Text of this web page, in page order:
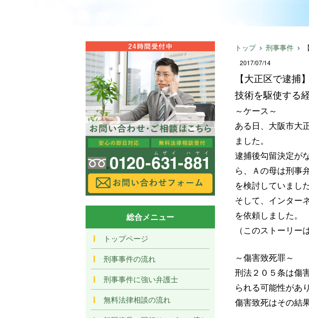
トップ 刑事事件
2017/07/14
【大正区で逮
技術を駆使する
～ケース～
ある日、大阪市大
ました。
逮捕後勾留決定が
ら、Ａの母は刑事
を検討していました
そして、インター
を依頼しました。
（このストーリー
～傷害致死罪～
刑法２０５条は傷
られる可能性があ
傷害致死はその結
総合メニュー
トップページ
刑事事件の流れ
刑事事件に強い弁護士
無料法律相談の流れ